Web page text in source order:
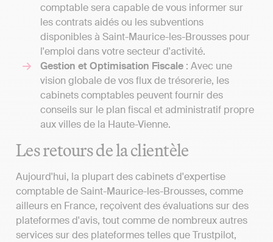
comptable sera capable de vous informer sur
les contrats aidés ou les subventions
disponibles à Saint-Maurice-les-Brousses pour
l'emploi dans votre secteur d'activité.
Gestion et Optimisation Fiscale : Avec une
vision globale de vos flux de trésorerie, les
cabinets comptables peuvent fournir des
conseils sur le plan fiscal et administratif propre
aux villes de la Haute-Vienne.
Les retours de la clientèle
Aujourd'hui, la plupart des cabinets d'expertise
comptable de Saint-Maurice-les-Brousses, comme
ailleurs en France, reçoivent des évaluations sur des
plateformes d'avis, tout comme de nombreux autres
services sur des plateformes telles que Trustpilot,